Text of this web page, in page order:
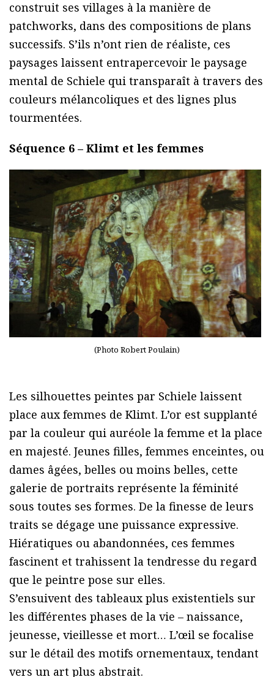
construit ses villages à la manière de
patchworks, dans des compositions de plans
successifs. S’ils n’ont rien de réaliste, ces
paysages laissent entrapercevoir le paysage
mental de Schiele qui transparaît à travers des
couleurs mélancoliques et des lignes plus
tourmentées.
Séquence 6 – Klimt et les femmes
(Photo Robert Poulain)
Les silhouettes peintes par Schiele laissent
place aux femmes de Klimt. L’or est supplanté
par la couleur qui auréole la femme et la place
en majesté. Jeunes filles, femmes enceintes, ou
dames âgées, belles ou moins belles, cette
galerie de portraits représente la féminité
sous toutes ses formes. De la finesse de leurs
traits se dégage une puissance expressive.
Hiératiques ou abandonnées, ces femmes
fascinent et trahissent la tendresse du regard
que le peintre pose sur elles.
S’ensuivent des tableaux plus existentiels sur
les différentes phases de la vie – naissance,
jeunesse, vieillesse et mort… L’œil se focalise
sur le détail des motifs ornementaux, tendant
vers un art plus abstrait.